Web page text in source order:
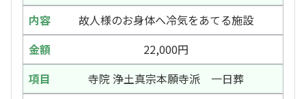
故人様のお身体へ冷気をあてる施設
22,000円
寺院 浄土真宗本願寺派 一日葬